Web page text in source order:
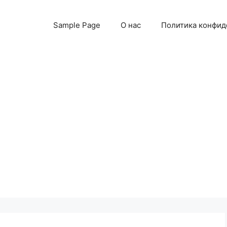
Sample Page О нас Политика